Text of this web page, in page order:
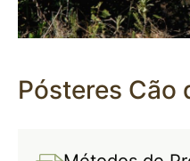
Pósteres Cão